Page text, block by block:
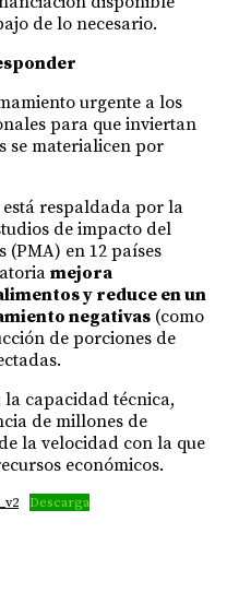
de lo necesario.
urgente a los
para que inviertan
se materialicen por
respaldada por la
de impacto del
en 12 países
mejora
y reduce en un
negativas (como
de porciones de
la capacidad técnica,
de millones de
la velocidad con la que
económicos.
Descarga